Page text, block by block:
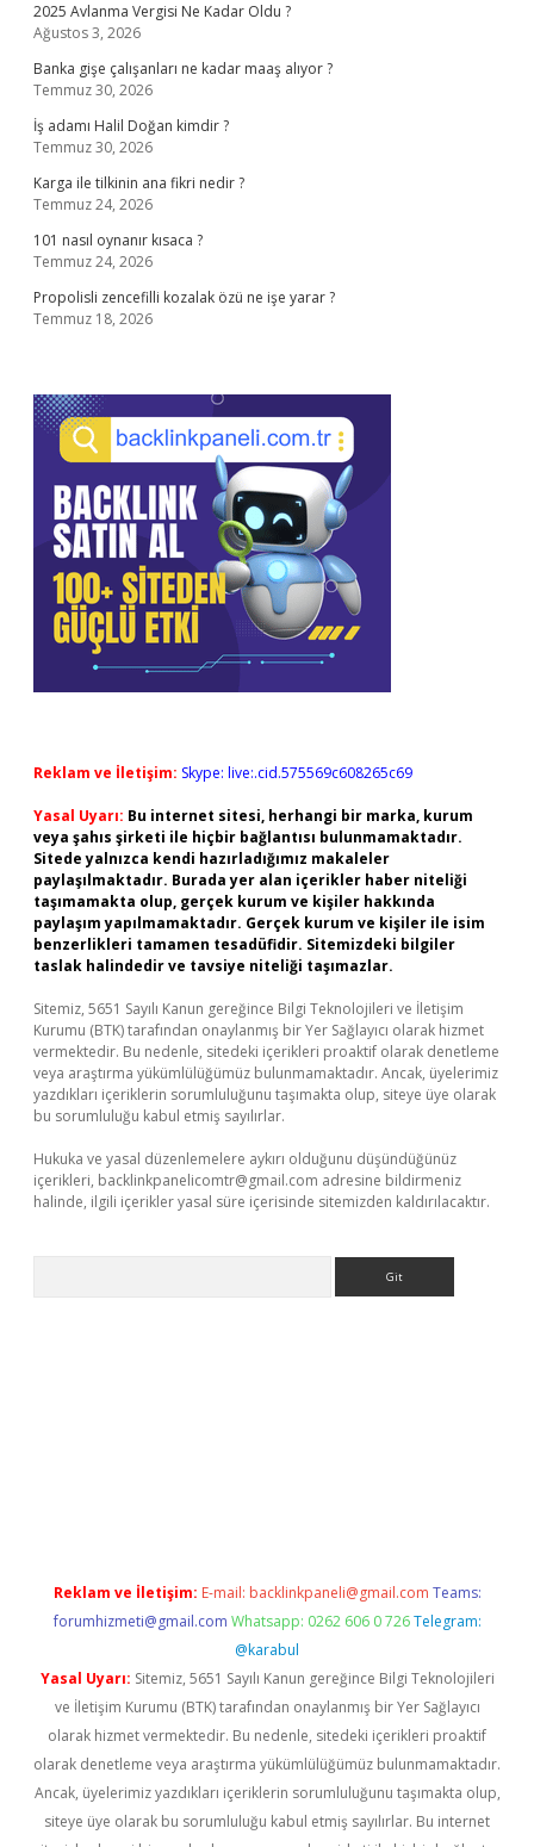
2025 Avlanma Vergisi Ne Kadar Oldu ?
Ağustos 3, 2026
Banka gişe çalışanları ne kadar maaş alıyor ?
Temmuz 30, 2026
İş adamı Halil Doğan kimdir ?
Temmuz 30, 2026
Karga ile tilkinin ana fikri nedir ?
Temmuz 24, 2026
101 nasıl oynanır kısaca ?
Temmuz 24, 2026
Propolisli zencefilli kozalak özü ne işe yarar ?
Temmuz 18, 2026
Reklam ve İletişim: Skype: live:.cid.575569c608265c69
Yasal Uyarı: Bu internet sitesi, herhangi bir marka, kurum
veya şahıs şirketi ile hiçbir bağlantısı bulunmamaktadır.
Sitede yalnızca kendi hazırladığımız makaleler
paylaşılmaktadır. Burada yer alan içerikler haber niteliği
taşımamakta olup, gerçek kurum ve kişiler hakkında
paylaşım yapılmamaktadır. Gerçek kurum ve kişiler ile isim
benzerlikleri tamamen tesadüfidir. Sitemizdeki bilgiler
taslak halindedir ve tavsiye niteliği taşımazlar.
Sitemiz, 5651 Sayılı Kanun gereğince Bilgi Teknolojileri ve İletişim
Kurumu (BTK) tarafından onaylanmış bir Yer Sağlayıcı olarak hizmet
vermektedir. Bu nedenle, sitedeki içerikleri proaktif olarak denetleme
veya araştırma yükümlülüğümüz bulunmamaktadır. Ancak, üyelerimiz
yazdıkları içeriklerin sorumluluğunu taşımakta olup, siteye üye olarak
bu sorumluluğu kabul etmiş sayılırlar.
Hukuka ve yasal düzenlemelere aykırı olduğunu düşündüğünüz
içerikleri, backlinkpanelicomtr@gmail.com adresine bildirmeniz
halinde, ilgili içerikler yasal süre içerisinde sitemizden kaldırılacaktır.
Reklam ve İletişim: E-mail: backlinkpaneli@gmail.com Teams:
forumhizmeti@gmail.com Whatsapp: 0262 606 0 726 Telegram:
@karabul
Yasal Uyarı: Sitemiz, 5651 Sayılı Kanun gereğince Bilgi Teknolojileri
ve İletişim Kurumu (BTK) tarafından onaylanmış bir Yer Sağlayıcı
olarak hizmet vermektedir. Bu nedenle, sitedeki içerikleri proaktif
olarak denetleme veya araştırma yükümlülüğümüz bulunmamaktadır.
Ancak, üyelerimiz yazdıkları içeriklerin sorumluluğunu taşımakta olup,
siteye üye olarak bu sorumluluğu kabul etmiş sayılırlar. Bu internet